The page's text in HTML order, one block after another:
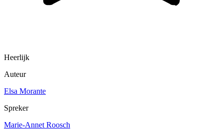
Heerlijk
Auteur
Elsa Morante
Spreker
Marie-Annet Roosch